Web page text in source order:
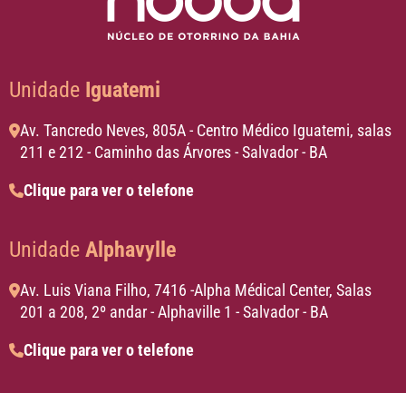
Unidade Iguatemi
Av. Tancredo Neves, 805A - Centro Médico Iguatemi, salas
211 e 212 - Caminho das Árvores - Salvador - BA
Clique para ver o telefone
Unidade Alphavylle
Av. Luis Viana Filho, 7416 -Alpha Médical Center, Salas
201 a 208, 2º andar - Alphaville 1 - Salvador - BA
Clique para ver o telefone